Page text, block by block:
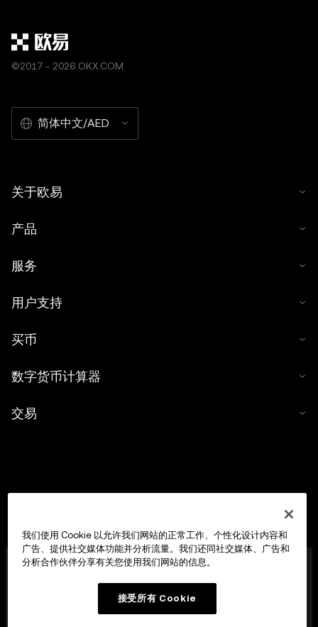
©2017 - 2026 OKX.COM
简体中文/AED
关于欧易
产品
服务
用户支持
买币
数字货币计算器
交易
欧易中东金融科技公司 (OKX Middle East Fintech FZE) 已
数字资产交易服务；(ii) 虚拟资产 (VA) 借贷服务；及 (iii) 虚
拟资产 (VA) 管理与投资服务。公司注册地址位于阿联酋迪拜
我们使用 Cookie 以允许我们网站的正常工作、个性化设计内容和
广告、提供社交媒体功能并分析流量。我们还同社交媒体、广告和
分析合作伙伴分享有关您使用我们网站的信息。
接受所有 Cookie